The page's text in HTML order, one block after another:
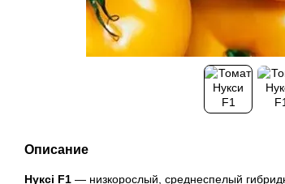
Описание
Нуксі F1 — низкорослый, среднеспелый